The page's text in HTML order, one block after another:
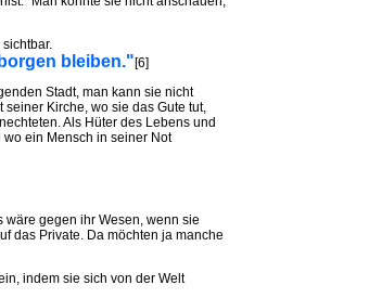
bleiben."[6]
Stadt, man kann sie nicht
Kirche, wo sie das Gute tut,
Als Hüter des Lebens und
ein Mensch in seiner Not
wäre gegen ihr Wesen, wenn sie
das Private. Da möchten ja manche
indem sie sich von der Welt